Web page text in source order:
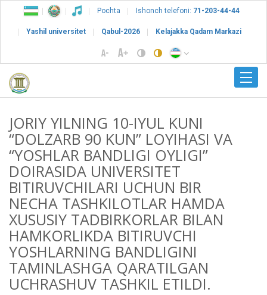
Pochta Ishonch telefoni: 71-203-44-44
Yashil universitet Qabul-2026 Kelajakka Qadam Markazi
JORIY YILNING 10-IYUL KUNI
“DOLZARB 90 KUN” LOYIHASI VA
“YOSHLAR BANDLIGI OYLIGI”
DOIRASIDA UNIVERSITET
BITIRUVCHILARI UCHUN BIR
NECHA TASHKILOTLAR HAMDA
XUSUSIY TADBIRKORLAR BILAN
HAMKORLIKDA BITIRUVCHI
YOSHLARNING BANDLIGINI
TAMINLASHGA QARATILGAN
UCHRASHUV TASHKIL ETILDI.